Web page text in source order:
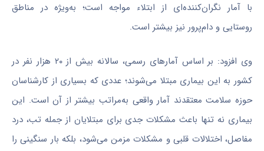
با آمار نگران‌کننده‌ای از ابتلاء مواجه است؛ به‌ویژه در مناطق
روستایی و دام‌پرور نیز بیشتر است.
وی افزود: بر اساس آمارهای رسمی، سالانه بیش از ۲۰ هزار نفر در
کشور به این بیماری مبتلا می‌شوند؛ عددی که بسیاری از کارشناسان
حوزه سلامت معتقدند آمار واقعی به‌مراتب بیشتر از آن است. این
بیماری نه تنها باعث مشکلات جدی برای مبتلایان از جمله تب، درد
مفاصل، اختلالات قلبی و مشکلات مزمن می‌شود، بلکه بار سنگینی را